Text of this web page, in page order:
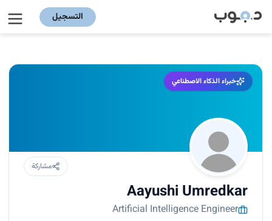
التسجيل
خبراء الذكاء الاصطناعي
مشاركة
Aayushi Umredkar
Artificial Intelligence Engineer